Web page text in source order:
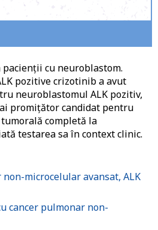
cu neuroblastom.
pozitive crizotinib a avut
neuroblastomul ALK pozitiv,
promițător candidat pentru
completă la
testarea sa în context clinic.
microcelular avansat, ALK
cancer pulmonar non-